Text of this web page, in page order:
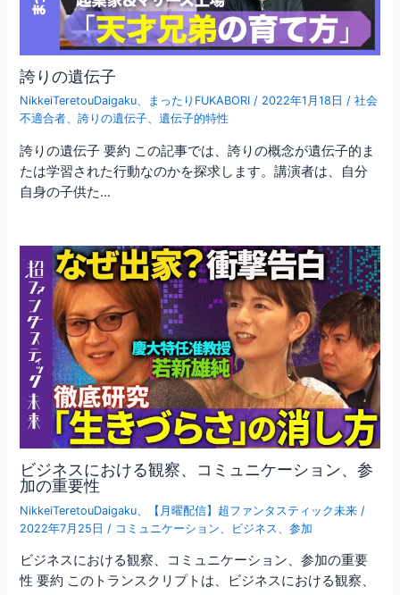
誇りの遺伝子
NikkeiTeretouDaigaku、 まったりFUKABORI / 2022年1月18日 /社会
不適合者、誇りの遺伝子、遺伝子的特性
誇りの遺伝子 要約 この記事では、誇りの概念が遺伝子的ま
たは学習された行動なのかを探求します。講演者は、自分
自身の子供た…
ビジネスにおける観察、コミュニケーション、参
加の重要性
NikkeiTeretouDaigaku 【月曜配信】超ファンタスティック未来 /
2022年7月25日 / コミュニケーション ビジネス 、参加
ビジネスにおける観察、コミュニケーション、参加の重要
性 要約 このトランスクリプトは、ビジネスにおける観察、